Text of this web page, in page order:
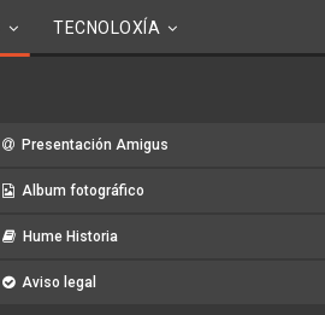
TECNOLOXÍA
Presentación Amigus
Album fotográfico
Hume Historia
Aviso legal